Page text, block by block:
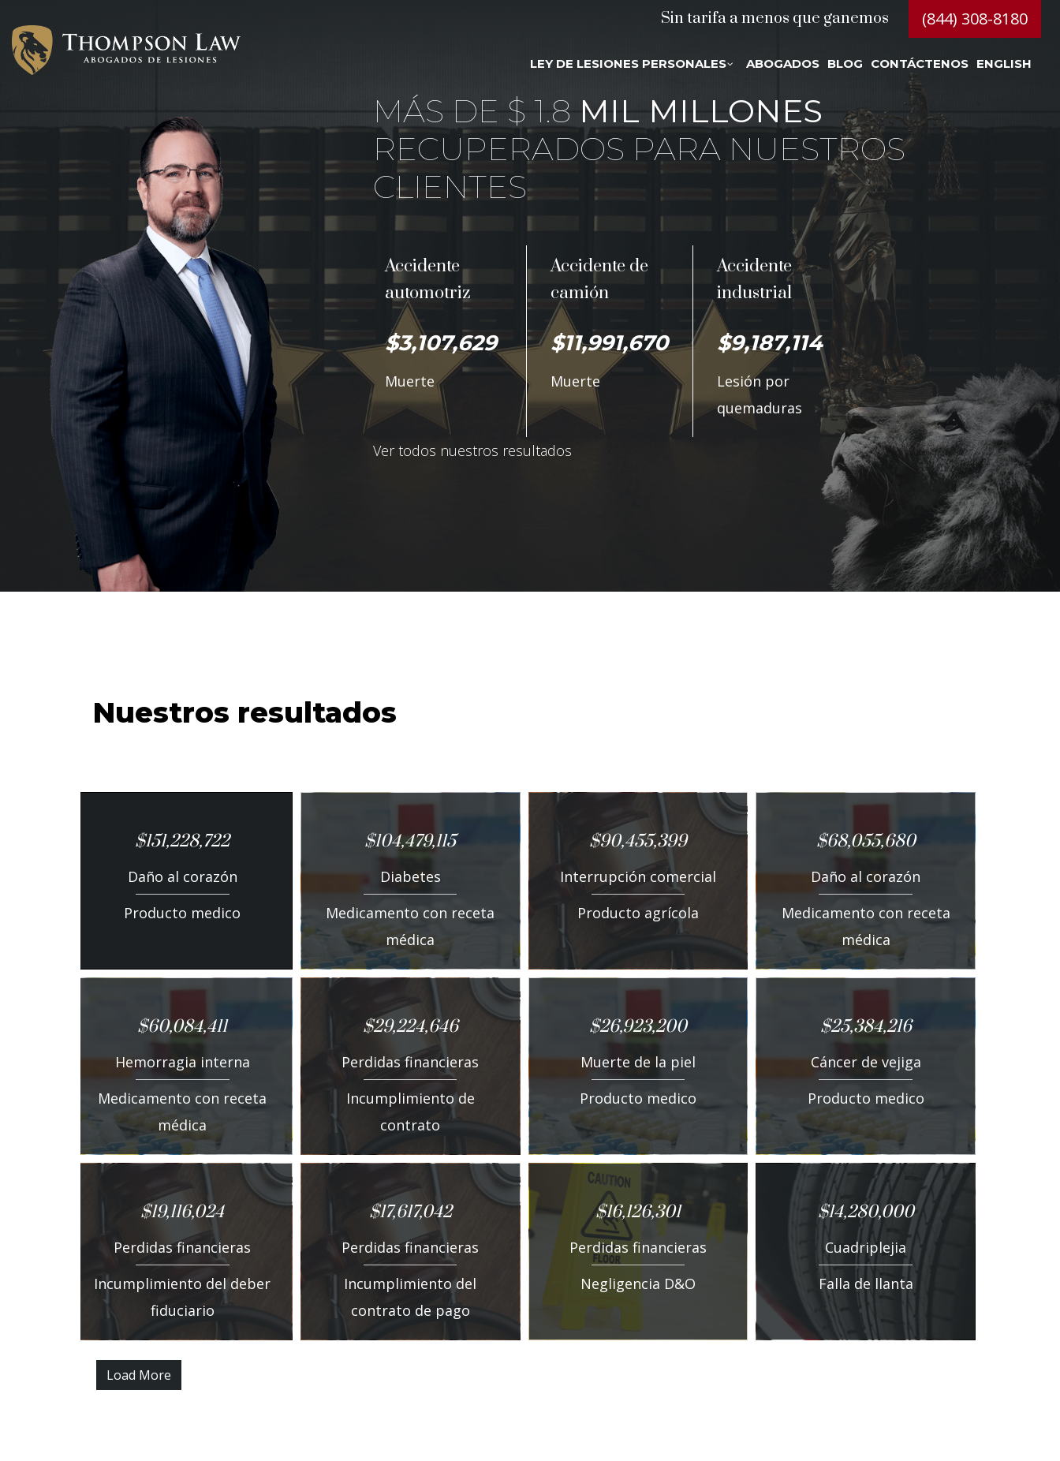
Sin tarifa a menos que ganemos (844) 308-8180
LEY DE LESIONES PERSONALES ABOGADOS BLOG CONTÁCTENOS ENGLISH
MÁS DE $ 1.8 MIL MILLONES
RECUPERADOS PARA NUESTROS
CLIENTES
Accidente
automotriz
$3,107,629
Muerte
Accidente de
camión
$11,991,670
Muerte
Accidente
industrial
$9,187,114
Lesión por
quemaduras
Ver todos nuestros resultados
Nuestros resultados
$151,228,722
Daño al corazón
Producto medico
$104,479,115
Diabetes
Medicamento con receta
médica
$90,455,399
Interrupción comercial
Producto agrícola
$68,055,680
Daño al corazón
Medicamento con receta
médica
$60,084,411
Hemorragia interna
Medicamento con receta
médica
$29,224,646
Perdidas financieras
Incumplimiento de
contrato
$26,923,200
Muerte de la piel
Producto medico
$25,384,216
Cáncer de vejiga
Producto medico
$19,116,024
Perdidas financieras
Incumplimiento del deber
fiduciario
$17,617,042
Perdidas financieras
Incumplimiento del
contrato de pago
$16,126,301
Perdidas financieras
Negligencia D&O
$14,280,000
Cuadriplejia
Falla de llanta
Load More